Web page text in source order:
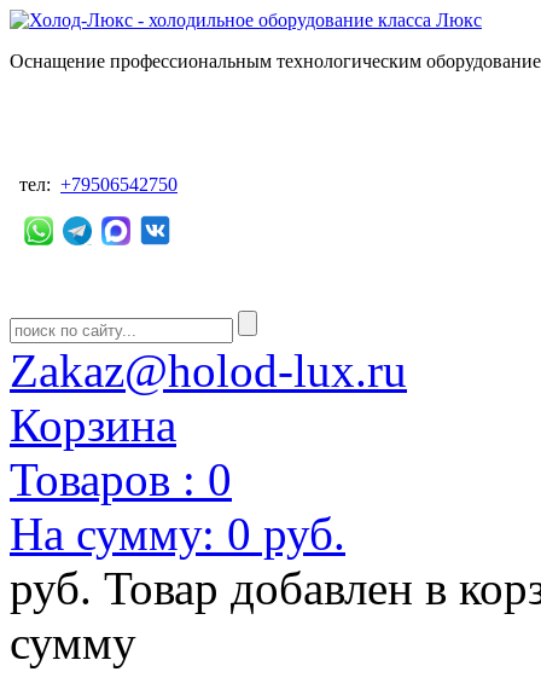
Оснащение профессиональным технологическим
тел: +79506542750
Zakaz@holod-lux.ru
Корзина
Товаров : 0
На сумму: 0 руб.
руб. Товар добавлен в
сумму